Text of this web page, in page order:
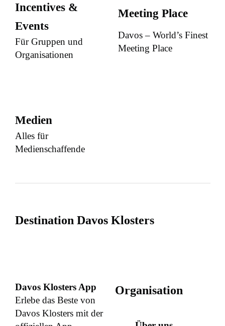
Incentives &
Events
Für Gruppen und
Organisationen
Meeting Place
Davos – World’s Finest
Meeting Place
Medien
Alles für
Medienschaffende
Destination Davos Klosters
Davos Klosters App
Erlebe das Beste von
Davos Klosters mit der
Organisation